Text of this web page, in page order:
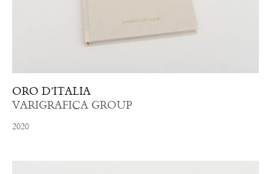
ORO D’ITALIA
VARIGRAFICA GROUP
2020